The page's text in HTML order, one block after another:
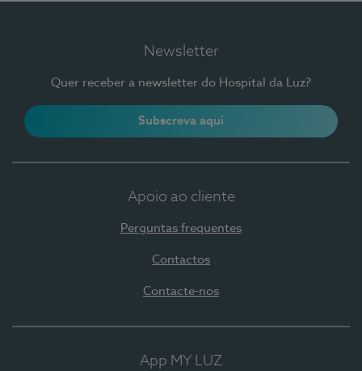
Newsletter
Quer receber a newsletter do Hospital da Luz?
Subscreva aqui
Apoio ao cliente
Perguntas frequentes
Contactos
Contacte-nos
App MY LUZ